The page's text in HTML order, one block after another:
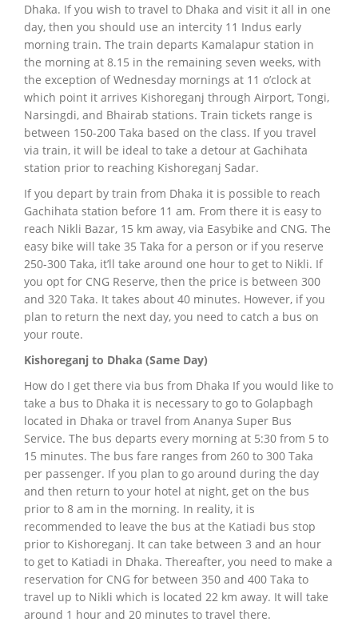
Dhaka. If you wish to travel to Dhaka and visit it all in one
day, then you should use an intercity 11 Indus early
morning train. The train departs Kamalapur station in
the morning at 8.15 in the remaining seven weeks, with
the exception of Wednesday mornings at 11 o’clock at
which point it arrives Kishoreganj through Airport, Tongi,
Narsingdi, and Bhairab stations. Train tickets range is
between 150-200 Taka based on the class. If you travel
via train, it will be ideal to take a detour at Gachihata
station prior to reaching Kishoreganj Sadar.
If you depart by train from Dhaka it is possible to reach
Gachihata station before 11 am. From there it is easy to
reach Nikli Bazar, 15 km away, via Easybike and CNG. The
easy bike will take 35 Taka for a person or if you reserve
250-300 Taka, it’ll take around one hour to get to Nikli. If
you opt for CNG Reserve, then the price is between 300
and 320 Taka. It takes about 40 minutes. However, if you
plan to return the next day, you need to catch a bus on
your route.
Kishoreganj to Dhaka (Same Day)
How do I get there via bus from Dhaka If you would like to
take a bus to Dhaka it is necessary to go to Golapbagh
located in Dhaka or travel from Ananya Super Bus
Service. The bus departs every morning at 5:30 from 5 to
15 minutes. The bus fare ranges from 260 to 300 Taka
per passenger. If you plan to go around during the day
and then return to your hotel at night, get on the bus
prior to 8 am in the morning. In reality, it is
recommended to leave the bus at the Katiadi bus stop
prior to Kishoreganj. It can take between 3 and an hour
to get to Katiadi in Dhaka. Thereafter, you need to make a
reservation for CNG for between 350 and 400 Taka to
travel up to Nikli which is located 22 km away. It will take
around 1 hour and 20 minutes to travel there.